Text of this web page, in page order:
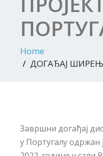
Home
ДОГАЂАЈ
Завршни догађај
у Португалу одржан